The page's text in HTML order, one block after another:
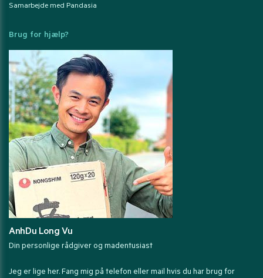
Samarbejde med Pandasia
Brug for hjælp?
AnhDu Long Vu
Din personlige rådgiver og madentusiast
Jeg er lige her. Fang mig på telefon eller mail hvis du har brug for